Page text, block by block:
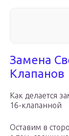
Замена
Клапанов
Как делается
16-клапанной
Оставим в